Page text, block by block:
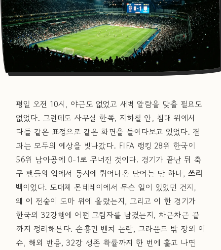
평일 오전 10시, 야근도 없었고 새벽 알람을 맞출 필요도
없었다. 그런데도 사무실 한쪽, 지하철 안, 침대 위에서
다들 같은 표정으로 같은 화면을 들여다보고 있었다. 결
과는 모두의 예상을 빗나갔다. FIFA 랭킹 28위 한국이
56위 남아공에 0-1로 무너진 것이다. 경기가 끝난 뒤 축
구 팬들의 입에서 동시에 튀어나온 단어는 단 하나, 쓰리
백이었다. 도대체 몬테레이에서 무슨 일이 있었던 건지,
왜 이 전술이 도마 위에 올랐는지, 그리고 이 한 경기가
한국의 32강행에 어떤 그림자를 남겼는지, 차근차근 끝
까지 정리해본다. 손흥민 벤치 논란, 그라운드 밖 장외 이
슈, 해외 반응, 32강 생존 확률까지 한 번에 훑고 나면